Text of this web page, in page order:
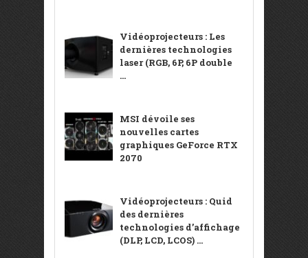
Vidéoprojecteurs : Les
dernières technologies
laser (RGB, 6P, 6P double
...
MSI dévoile ses
nouvelles cartes
graphiques GeForce RTX
2070
Vidéoprojecteurs : Quid
des dernières
technologies d’affichage
(DLP, LCD, LCOS) ...